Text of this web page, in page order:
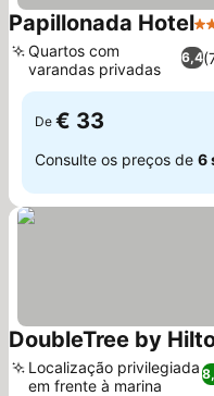
Papillonada Hotel2
6,4
Quartos com
varandas privadas
De € 33
Consulte os preços de 6
DoubleTree by
Localização privilegiada
em frente à marina